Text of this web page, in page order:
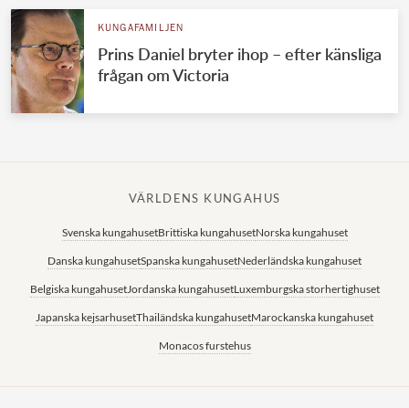
KUNGAFAMILJEN
Prins Daniel bryter ihop – efter känsliga
frågan om Victoria
VÄRLDENS KUNGAHUS
Svenska kungahusetBrittiska kungahusetNorska kungahuset
Danska kungahusetSpanska kungahusetNederländska kungahuset
Belgiska kungahusetJordanska kungahusetLuxemburgska storhertighuset
Japanska kejsarhusetThailändska kungahusetMarockanska kungahuset
Monacos furstehus